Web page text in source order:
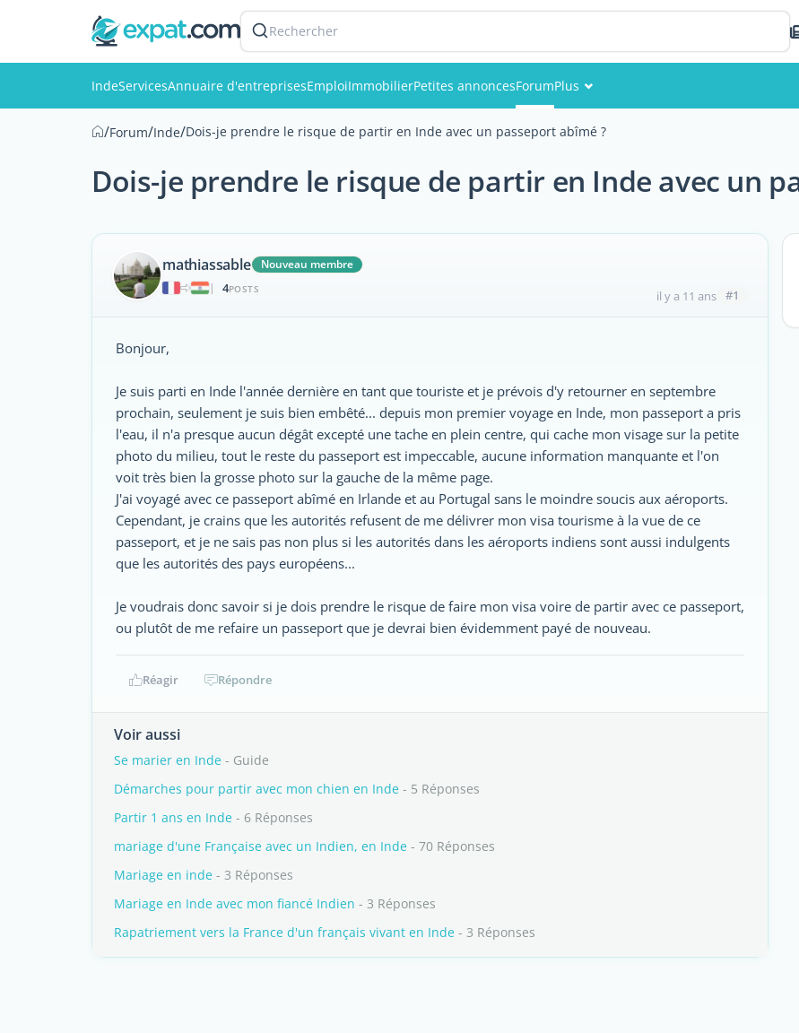
Rechercher
IndeServicesAnnuaire d'entreprisesEmploiImmobilierPetites annoncesForumPlus
Événements
Membres
/Forum/Inde/Dois-je prendre le risque de partir en Inde avec un passeport abîmé ?
Dois-je prendre le risque de partir en Inde avec un
mathiassable
Nouveau membre
|
4POSTS il y a 11 ans #1
Bonjour,
Je suis parti en Inde l'année dernière en tant que touriste et je prévois d'y retourner en septembre
prochain, seulement je suis bien embêté... depuis mon premier voyage en Inde, mon passeport a pris
l'eau, il n'a presque aucun dégât excepté une tache en plein centre, qui cache mon visage sur la petite
photo du milieu, tout le reste du passeport est impeccable, aucune information manquante et l'on
voit très bien la grosse photo sur la gauche de la même page.
J'ai voyagé avec ce passeport abîmé en Irlande et au Portugal sans le moindre soucis aux aéroports.
Cependant, je crains que les autorités refusent de me délivrer mon visa tourisme à la vue de ce
passeport, et je ne sais pas non plus si les autorités dans les aéroports indiens sont aussi indulgents
que les autorités des pays européens...
Je voudrais donc savoir si je dois prendre le risque de faire mon visa voire de partir avec ce passeport,
ou plutôt de me refaire un passeport que je devrai bien évidemment payé de nouveau.
Réagir Répondre
Voir aussi
Se marier en Inde - Guide
Démarches pour partir avec mon chien en Inde - 5 Réponses
Partir 1 ans en Inde - 6 Réponses
mariage d'une Française avec un Indien, en Inde - 70 Réponses
Mariage en inde - 3 Réponses
Mariage en Inde avec mon fiancé Indien - 3 Réponses
Rapatriement vers la France d'un français vivant en Inde - 3 Réponses